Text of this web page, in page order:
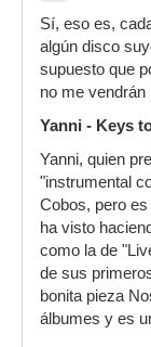
Sí, eso es,
algún disco
supuesto que
no me vendrán
Yanni - Keys
Yanni, quien
"instrumental
Cobos, pero
ha visto
como la de
de sus
bonita pieza
álbumes y es